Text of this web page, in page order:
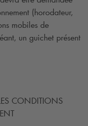
(horodateur,
mobiles de
un guichet présent
CONDITIONS